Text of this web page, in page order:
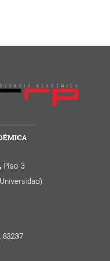
Piso 3
83237